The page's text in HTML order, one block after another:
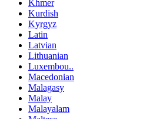
Khmer
Kurdish
Kyrgyz
Latin
Latvian
Lithuanian
Luxembou..
Macedonian
Malagasy
Malay
Malayalam